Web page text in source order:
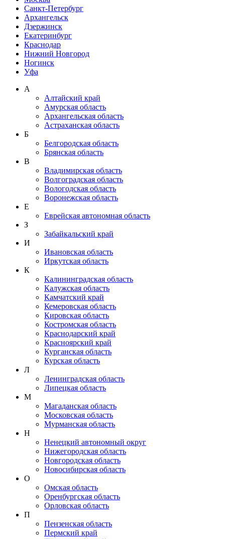
Санкт-Петербург
Архангельск
Дзержинск
Екатеринбург
Краснодар
Нижний Новгород
Ногинск
Уфа
А
Алтайский край
Амурская область
Архангельская область
Астраханская область
Б
Белгородская область
Брянская область
В
Владимирская область
Волгоградская область
Вологодская область
Воронежская область
Е
Еврейская автономная область
З
Забайкальский край
И
Ивановская область
Иркутская область
К
Калининградская область
Калужская область
Камчатский край
Кемеровская область
Кировская область
Костромская область
Краснодарский край
Красноярский край
Курганская область
Курская область
Л
Ленинградская область
Липецкая область
М
Магаданская область
Московская область
Мурманская область
Н
Ненецкий автономный округ
Нижегородская область
Новгородская область
Новосибирская область
О
Омская область
Оренбургская область
Орловская область
П
Пензенская область
Пермский край